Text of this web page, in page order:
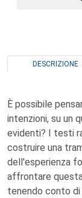
DESCRIZIONE
È possibile
intenzioni, su un
evidenti? I testi
costruire una
dell'esperienza
affrontare
tenendo conto